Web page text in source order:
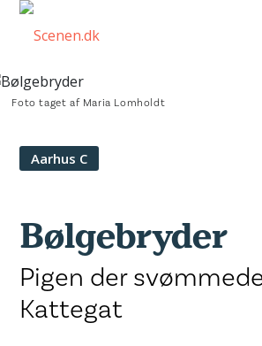
Foto taget af Maria Lomholdt
Aarhus C
Bølgebryder
Pigen der
Kattegat